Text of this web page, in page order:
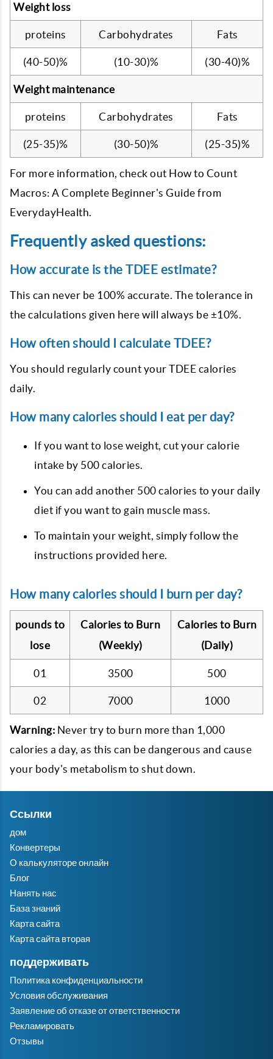
Weight loss
proteins Carbohydrates Fats
(40-50)% (10-30)% (30-40)%
Weight maintenance
proteins Carbohydrates Fats
(25-35)% (30-50)% (25-35)%
For more information, check out How to Count
Macros: A Complete Beginner's Guide from
EverydayHealth.
Frequently asked questions:
How accurate is the TDEE estimate?
This can never be 100% accurate. The tolerance in
the calculations given here will always be ±10%.
How often should I calculate TDEE?
You should regularly count your TDEE calories
daily.
How many calories should I eat per day?
If you want to lose weight, cut your calorie
intake by 500 calories.
You can add another 500 calories to your daily
diet if you want to gain muscle mass.
To maintain your weight, simply follow the
instructions provided here.
How many calories should I burn per day?
pounds to
lose
Calories to Burn
(Weekly)
Calories to Burn
(Daily)
01 3500 500
02 7000 1000
Warning: Never try to burn more than 1,000
calories a day, as this can be dangerous and cause
your body's metabolism to shut down.
Ссылки
дом
Конвертеры
О калькуляторе онлайн
Блог
Нанять нас
База знаний
Карта сайта
Карта сайта вторая
поддерживать
Политика конфиденциальности
Условия обслуживания
Заявление об отказе от ответственности
Рекламировать
Отзывы